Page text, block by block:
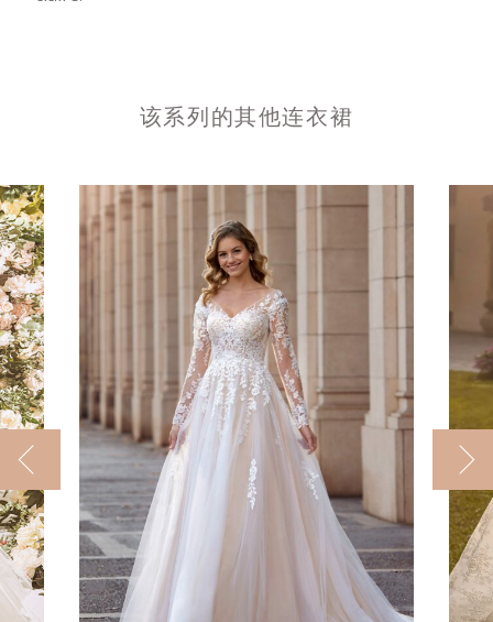
该系列的其他连衣裙